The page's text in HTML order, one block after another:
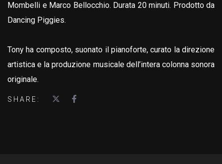
Mombelli e Marco Bellocchio. Durata 20 minuti. Prodotto da
Dancing Piggies.
Tony ha composto, suonato il pianoforte, curato la direzione
artistica e la produzione musicale dell’intera colonna sonora
originale.
SHARE: